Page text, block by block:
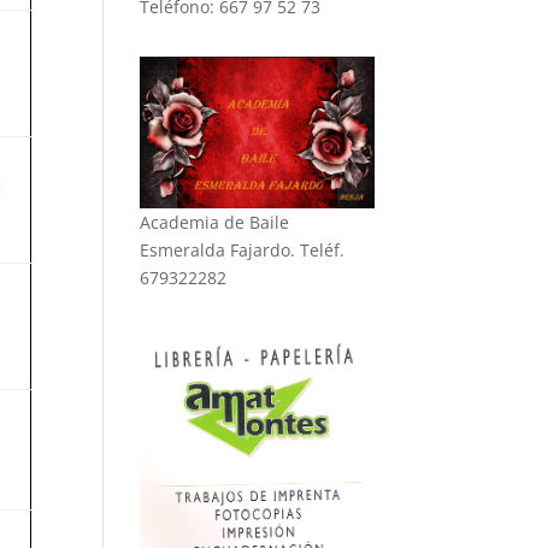
Teléfono: 667 97 52 73
Academia de Baile
Esmeralda Fajardo. Teléf.
679322282